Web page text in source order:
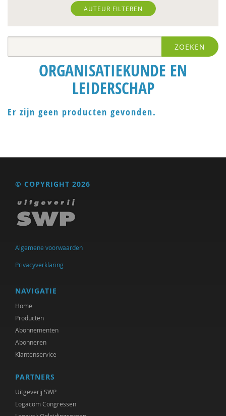
Theo van den Bogaart
Antoinette Bolscher
Herman van den Bosch
R. Brohm
Laurens de Graaf
Michiel de Ronde
Marcel de Rooij
Ineke de Vries
Otto Dellemann
Willem den Hartog
Josje Dikkers
Joep Dohmen
Simone van Dongen
Iris Hartog
AUTEUR FILTEREN
ZOEKEN
ORGANISATIEKUNDE EN
LEIDERSCHAP
Er zijn geen producten gevonden.
© COPYRIGHT 2026
Algemene voorwaarden
Privacyverklaring
NAVIGATIE
Home
Producten
Abonnementen
Abonneren
Klantenservice
PARTNERS
Uitgeverij SWP
Logacom Congressen